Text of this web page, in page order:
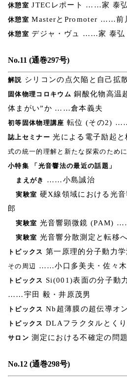
休憩室 JTECレポート ……家 泰弘
休憩室 MasterとPromoter ……前
休憩室 デジャ・ヴュ ……家 泰弘
No.11 (通巻297号)
解説 シリコンの点欠陥と自己
固体物理コロキウム 銅酸化物高温
体まがい”か ……倉本義夫
初等固体物理講座 転位 (その2)
誌上セミナー 光による電子励起と
式の統一的理解と新たな探索のため
小特集 「光音響法の最近の話題」
まえがき
……小島誠治
実験室 硬X線領域における光
郎
実験室 光音響顕微鏡 (PAM)
実験室 光音響分散測定と転移
トピックス 第一原理的分子動力学
その周辺
……小口多美夫・佐々木
トピックス Si(001)表面の分子動
……宇田 毅・井原茂男
トピックス Nb超薄膜の超伝導
トピックス DLAフラクタルとく
サロン 測定における不確定の問
No.12 (通巻298号)